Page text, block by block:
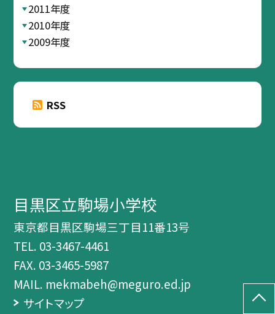
2011年度
2010年度
2009年度
RSS
目黒区立駒場小学校
東京都目黒区駒場三丁目11番13号
TEL. 03-3467-4461
FAX. 03-3465-5987
MAIL. mekmabeh@meguro.ed.jp
サイトマップ